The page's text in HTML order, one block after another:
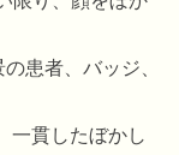
患者、バッジ、
一貫したぼかし